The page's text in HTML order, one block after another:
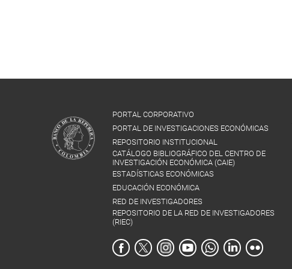
PORTAL CORPORATIVO
PORTAL DE INVESTIGACIONES ECONÓMICAS
REPOSITORIO INSTITUCIONAL
CATÁLOGO BIBLIOGRÁFICO DEL CENTRO DE
INVESTIGACIÓN ECONÓMICA (CAIE)
ESTADÍSTICAS ECONÓMICAS
EDUCACIÓN ECONÓMICA
RED DE INVESTIGADORES
REPOSITORIO DE LA RED DE INVESTIGADORES
(RIEC)